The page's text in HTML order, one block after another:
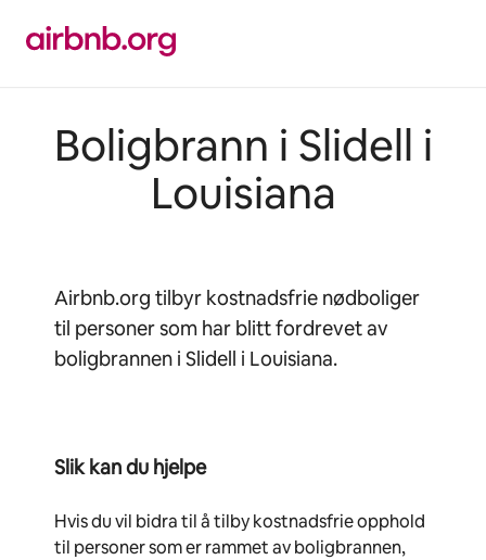
innhold
Boligbrann i Slidell i
Louisiana
Airbnb.org tilbyr kostnadsfrie nødboliger
til personer som har blitt fordrevet av
boligbrannen i Slidell i Louisiana.
Slik kan du hjelpe
Hvis du vil bidra til å tilby kostnadsfrie opphold
til personer som er rammet av boligbrannen,